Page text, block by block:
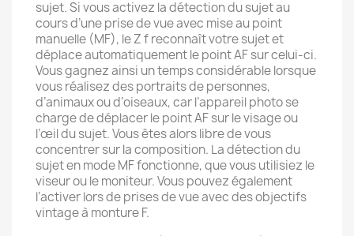
sujet. Si vous activez la détection du sujet au
cours d’une prise de vue avec mise au point
manuelle (MF), le Z f reconnaît votre sujet et
déplace automatiquement le point AF sur celui-ci.
Vous gagnez ainsi un temps considérable lorsque
vous réalisez des portraits de personnes,
d’animaux ou d’oiseaux, car l’appareil photo se
charge de déplacer le point AF sur le visage ou
l’œil du sujet. Vous êtes alors libre de vous
concentrer sur la composition. La détection du
sujet en mode MF fonctionne, que vous utilisiez le
viseur ou le moniteur. Vous pouvez également
l’activer lors de prises de vue avec des objectifs
vintage à monture F.